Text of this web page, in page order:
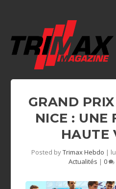
GRAND
NICE : UNE
HAUTE
Posted byTrimax Hebdo |
Actualités | 0